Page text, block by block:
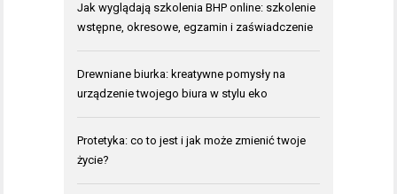
Jak wyglądają szkolenia BHP online: szkolenie
wstępne, okresowe, egzamin i zaświadczenie
Drewniane biurka: kreatywne pomysły na
urządzenie twojego biura w stylu eko
Protetyka: co to jest i jak może zmienić twoje
życie?